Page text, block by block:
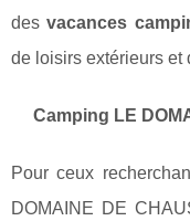
desvacances
de loisirs extérieurs et
Camping LE
Pour ceux
DOMAINE DE